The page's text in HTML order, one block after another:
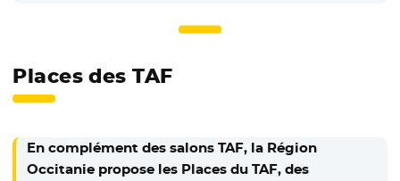
Places des TAF
En complément des salons TAF, la Région
Occitanie propose les Places du TAF, des